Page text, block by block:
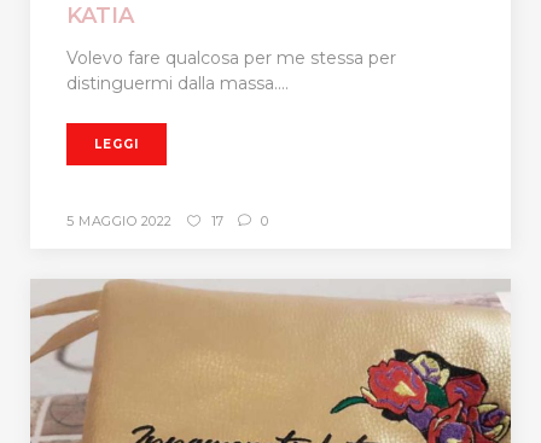
KATIA
Volevo fare qualcosa per me stessa per
distinguermi dalla massa....
LEGGI
5 MAGGIO 2022 17 0